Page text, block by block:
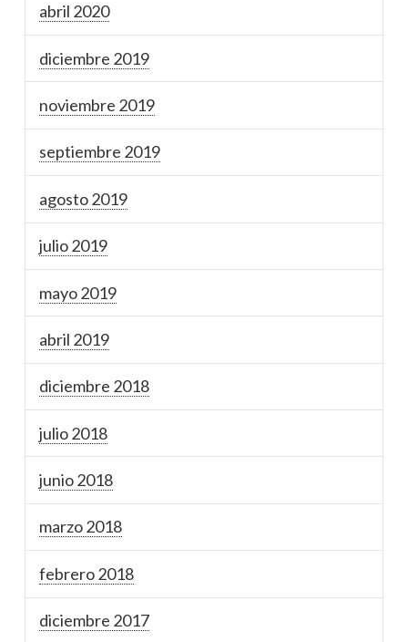
abril 2020
diciembre 2019
noviembre 2019
septiembre 2019
agosto 2019
julio 2019
mayo 2019
abril 2019
diciembre 2018
julio 2018
junio 2018
marzo 2018
febrero 2018
diciembre 2017